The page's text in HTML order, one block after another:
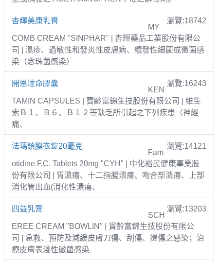
杏輝美康乳膏 瀏覽:18742
MY
COMB CREAM "SINPHAR" | 杏輝藥品工業股份有限公
司 | 濕疹、過敏性和發炎性皮膚病、續發性細菌或黴菌感
染（念珠菌感染）
開恩達命膠囊 瀏覽:16243
KEN
TAMIN CAPSULES | 寶齡富錦生技股份有限公司 | 維生
素Ｂ１、Ｂ６、Ｂ１２等缺乏所引起之下列疾患（神經
痛、
法瑪鎮膜衣錠20毫克 瀏覽:14121
Fam
otidine F.C. Tablets 20mg "CYH" | 中化裕民健康事業股
份有限公司 | 胃潰瘍、十二指腸潰瘍、吻合部潰瘍、上部
消化管出血(消化性潰瘍、
四益乳膏 瀏覽:13203
SCH
EREE CREAM "BOWLIN" | 寶齡富錦生技股份有限公
司 | 急救、預防及減緩皮膚刀傷、刮傷、燙傷之感染；治
療皮膚表淺性黴菌感染